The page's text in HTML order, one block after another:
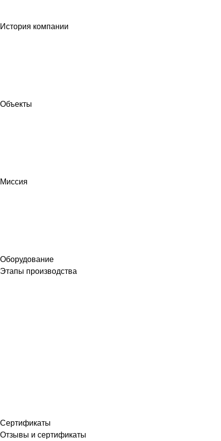
История компании
Объекты
Миссия
Оборудование
Этапы производства
Сертификаты
Отзывы и сертификаты